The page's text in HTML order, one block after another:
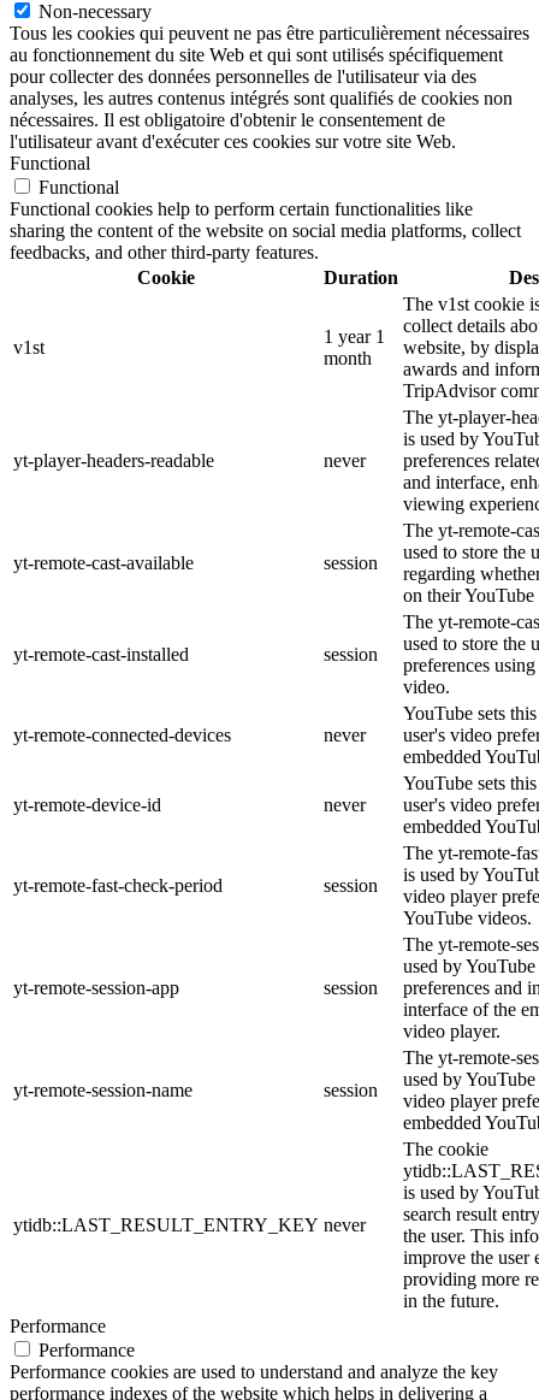
Non-necessary
Tous les cookies qui peuvent ne pas être particulièrement nécessaires
au fonctionnement du site Web et qui sont utilisés spécifiquement
pour collecter des données personnelles de l'utilisateur via des
analyses, les autres contenus intégrés sont qualifiés de cookies non
nécessaires. Il est obligatoire d'obtenir le consentement de
l'utilisateur avant d'exécuter ces cookies sur votre site Web.
Functional
Functional
Functional cookies help to perform certain functionalities like
sharing the content of the website on social media platforms, collect
feedbacks, and other third-party features.
Cookie
Duration
v1st
1 year 1
month
The v1st cookie
collect details
website, by
awards and
TripAdvisor
yt-player-headers-readable never
The yt-player-
is used by
preferences
and interface,
viewing
yt-remote-cast-available session
The yt-remote-
used to store the
regarding
on their
yt-remote-cast-installed session
The yt-remote-
used to store the
preferences
video.
yt-remote-connected-devices never
YouTube sets
user's video
embedded
yt-remote-device-id never
YouTube sets
user's video
embedded
yt-remote-fast-check-period session
The yt-remote-
is used by
video player
YouTube videos.
yt-remote-session-app session
The yt-remote-
used by
preferences and
interface of the
video player.
yt-remote-session-name session
The yt-remote-
used by
video player
embedded
ytidb::LAST_RESULT_ENTRY_KEY never
The cookie
is used by
search result
the user. This
improve the user
providing more
in the future.
Performance
Performance
Performance cookies are used to understand and analyze the key
performance indexes of the website which helps in delivering a